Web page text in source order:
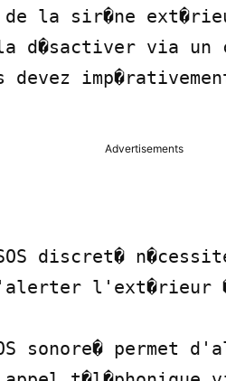
de la sir�ne
d�sactiver via un
Advertisements
discret�
l'ext�rieur
sonore� permet